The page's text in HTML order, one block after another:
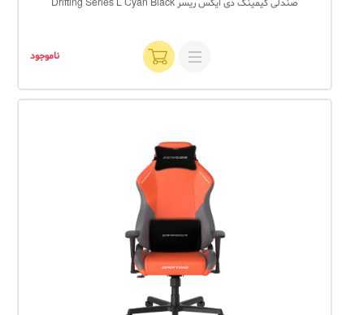
صندلی گیمینگ دی ایکس ریسر Drifting Series L Cyan Black
ناموجود